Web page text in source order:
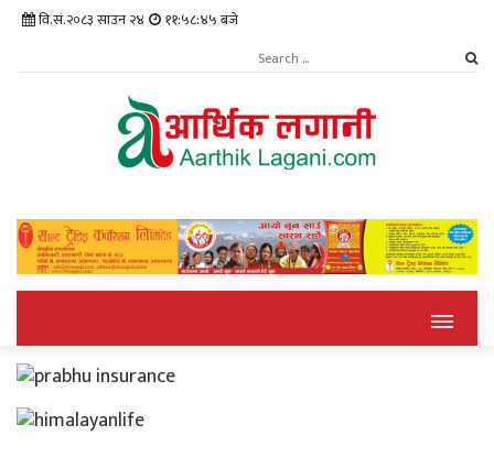
वि.सं.२०८३ साउन २४ ११:५८:४६ बजे